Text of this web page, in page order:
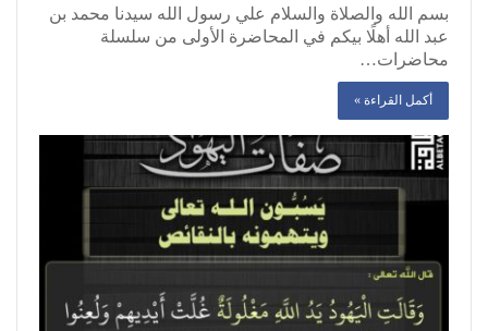
بسم الله والصلاة والسلام علي رسول الله سيدنا محمد بن
عبد الله أهلًا بيكم في المحاضرة الأولى من سلسلة
محاضرات…
أكمل القراءة »